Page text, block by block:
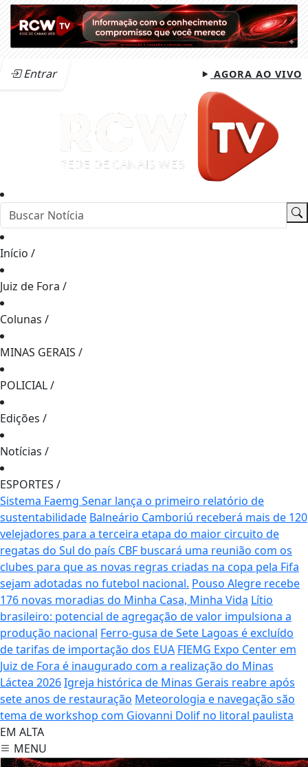
Entrar AGORA AO VIVO
Início /
Juiz de Fora /
Colunas /
MINAS GERAIS /
POLICIAL/
Edições /
Notícias /
ESPORTES /
Sistema Faemg Senar lança o primeiro relatório de
sustentabilidade Balneário Camboriú receberá mais de 120
velejadores para a terceira etapa do maior circuito de
regatas do Sul do país CBF buscará uma reunião com os
clubes para que as novas regras criadas na copa pela Fifa
sejam adotadas no futebol nacional. Pouso Alegre recebe
176 novas moradias do Minha Casa, Minha Vida Lítio
brasileiro: potencial de agregação de valor impulsiona a
produção nacional Ferro-gusa de Sete Lagoas é excluído
de tarifas de importação dos EUA FIEMG Expo Center em
Juiz de Fora é inaugurado com a realização do Minas
Láctea 2026Igreja histórica de Minas Gerais reabre após
sete anos de restauração Meteorologia e navegação são
tema de workshop com Giovanni Dolif no litoral paulista
EM ALTA
MENU